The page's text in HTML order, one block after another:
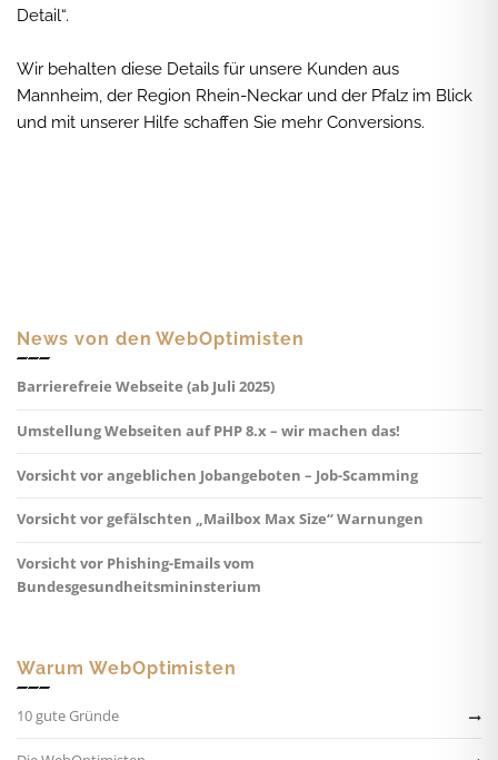
Detail“.
Wir behalten diese Details für unsere Kunden aus
Mannheim, der Region Rhein-Neckar und der Pfalz im Blick
und mit unserer Hilfe schaffen Sie mehr Conversions.
News von den WebOptimisten
Barrierefreie Webseite (ab Juli 2025)
Umstellung Webseiten auf PHP 8.x – wir machen das!
Vorsicht vor angeblichen Jobangeboten – Job-Scamming
Vorsicht vor gefälschten „Mailbox Max Size“ Warnungen
Vorsicht vor Phishing-Emails vom
Bundesgesundheitsmininsterium
Warum WebOptimisten
10 gute Gründe